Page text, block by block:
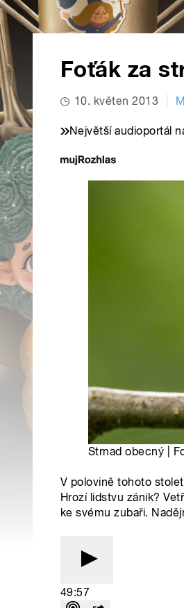
Foťák za
10. květen 2013
Největší audioportál
Strnad obecný |
V polovině tohoto
Hrozí lidstvu zánik?
ke svému zubaři.
49:57